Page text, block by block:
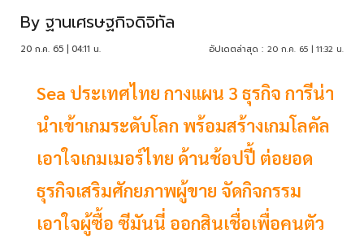
By ฐานเศรษฐกิจดิจิทัล
20 ก.ค. 65 | 04:11 น. อัปเดตล่าสุด : 20 ก.ค. 65 | 11:32 น.
Sea ประเทศไทย กางแผน 3 ธุรกิจ การีน่า
นำเข้าเกมระดับโลก พร้อมสร้างเกมโลคัล
เอาใจเกมเมอร์ไทย ด้านช้อปปี้ ต่อยอด
ธุรกิจเสริมศักยภาพผู้ขาย จัดกิจกรรม
เอาใจผู้ซื้อ ซีมันนี่ ออกสินเชื่อเพื่อคนตัว